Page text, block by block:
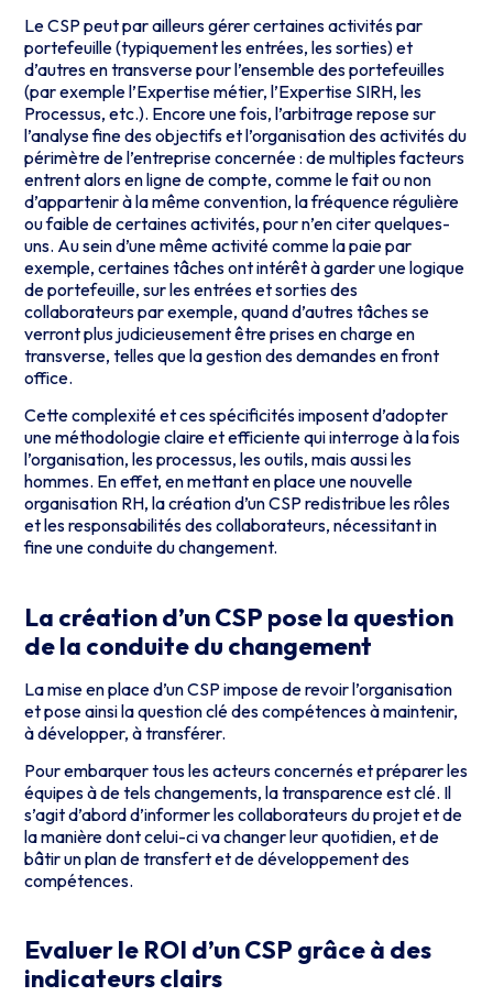
Le CSP peut par ailleurs gérer certaines activités par
portefeuille (typiquement les entrées, les sorties) et
d’autres en transverse pour l’ensemble des portefeuilles
(par exemple l’Expertise métier, l’Expertise SIRH, les
Processus, etc.). Encore une fois, l’arbitrage repose sur
l’analyse fine des objectifs et l’organisation des activités du
périmètre de l’entreprise concernée : de multiples facteurs
entrent alors en ligne de compte, comme le fait ou non
d’appartenir à la même convention, la fréquence régulière
ou faible de certaines activités, pour n’en citer quelques-
uns. Au sein d’une même activité comme la paie par
exemple, certaines tâches ont intérêt à garder une logique
de portefeuille, sur les entrées et sorties des
collaborateurs par exemple, quand d’autres tâches se
verront plus judicieusement être prises en charge en
transverse, telles que la gestion des demandes en front
office.
Cette complexité et ces spécificités imposent d’adopter
une méthodologie claire et efficiente qui interroge à la fois
l’organisation, les processus, les outils, mais aussi les
hommes. En effet, en mettant en place une nouvelle
organisation RH, la création d’un CSP redistribue les rôles
et les responsabilités des collaborateurs, nécessitant in
fine une conduite du changement.
La création d’un CSP pose la question
de la conduite du changement
La mise en place d’un CSP impose de revoir l’organisation
et pose ainsi la question clé des compétences à maintenir,
à développer, à transférer.
Pour embarquer tous les acteurs concernés et préparer les
équipes à de tels changements, la transparence est clé. Il
s’agit d’abord d’informer les collaborateurs du projet et de
la manière dont celui-ci va changer leur quotidien, et de
bâtir un plan de transfert et de développement des
compétences.
Evaluer le ROI d’un CSP grâce à des
indicateurs clairs